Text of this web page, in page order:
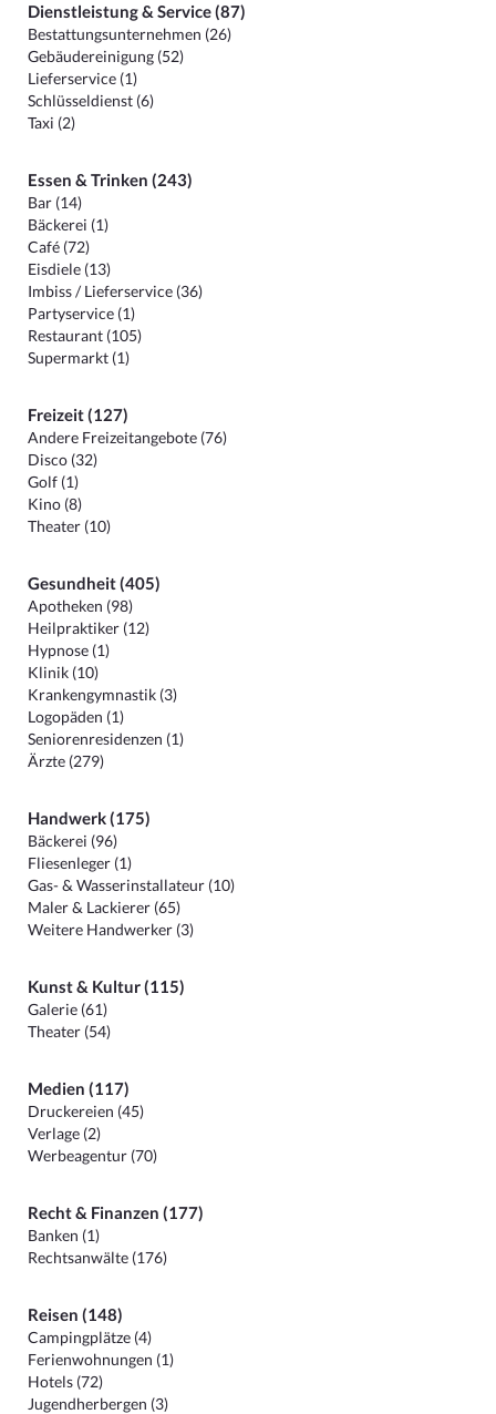
Dienstleistung & Service (87)
Bestattungsunternehmen (26)
Gebäudereinigung (52)
Lieferservice (1)
Schlüsseldienst (6)
Taxi (2)
Essen & Trinken (243)
Bar (14)
Bäckerei (1)
Café (72)
Eisdiele (13)
Imbiss / Lieferservice (36)
Partyservice (1)
Restaurant (105)
Supermarkt (1)
Freizeit (127)
Andere Freizeitangebote (76)
Disco (32)
Golf (1)
Kino (8)
Theater (10)
Gesundheit (405)
Apotheken (98)
Heilpraktiker (12)
Hypnose (1)
Klinik (10)
Krankengymnastik (3)
Logopäden (1)
Seniorenresidenzen (1)
Ärzte (279)
Handwerk (175)
Bäckerei (96)
Fliesenleger (1)
Gas- & Wasserinstallateur (10)
Maler & Lackierer (65)
Weitere Handwerker (3)
Kunst & Kultur (115)
Galerie (61)
Theater (54)
Medien (117)
Druckereien (45)
Verlage (2)
Werbeagentur (70)
Recht & Finanzen (177)
Banken (1)
Rechtsanwälte (176)
Reisen (148)
Campingplätze (4)
Ferienwohnungen (1)
Hotels (72)
Jugendherbergen (3)